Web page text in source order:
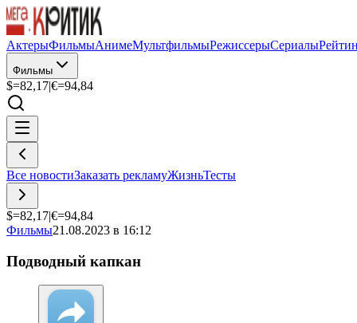
АктерыФильмыАнимеМультфильмыРежиссерыСериалы
Фильмы
$=82,17|€=94,84
Все новостиЗаказать рекламуЖизньТесты
$=82,17|€=94,84
Фильмы21.08.2023 в 16:12
Подводный капкан